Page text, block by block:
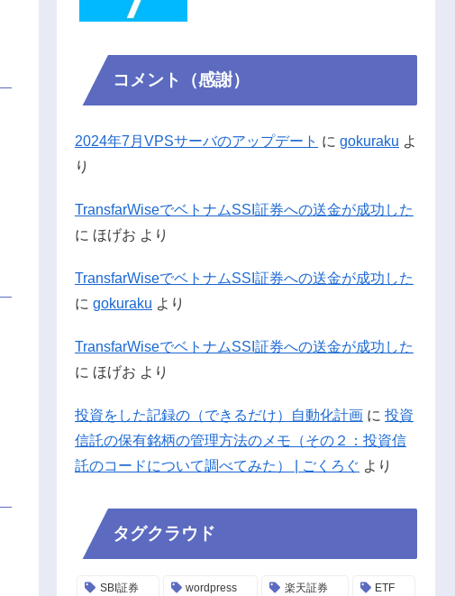
コメント（感謝）
2024年7月VPSサーバのアップデート に gokuraku よ
り
TransfarWiseでベトナムSSI証券への送金が成功した
に ほげお より
TransfarWiseでベトナムSSI証券への送金が成功した
に gokuraku より
TransfarWiseでベトナムSSI証券への送金が成功した
に ほげお より
投資をした記録の（できるだけ）自動化計画 に 投資
信託の保有銘柄の管理方法のメモ（その２：投資信
託のコードについて調べてみた） | ごくろぐ より
タグクラウド
SBI証券 wordpress 楽天証券 ETF